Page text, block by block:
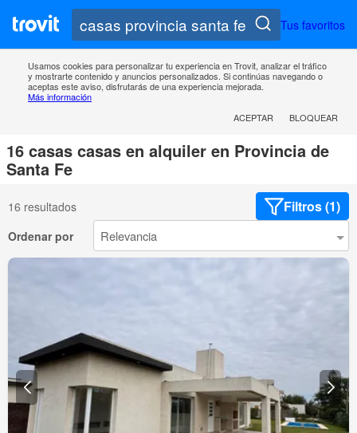
Tus favoritos
Usamos cookies para personalizar tu experiencia en Trovit, analizar el tráfico
y mostrarte contenido y anuncios personalizados. Si continúas navegando o
aceptas este aviso, disfrutarás de una experiencia mejorada.
Más información
ACEPTAR
BLOQUEAR
16 casas casas en alquiler en Provincia de
Santa Fe
16 resultados Filtros (1)
Ordenar por